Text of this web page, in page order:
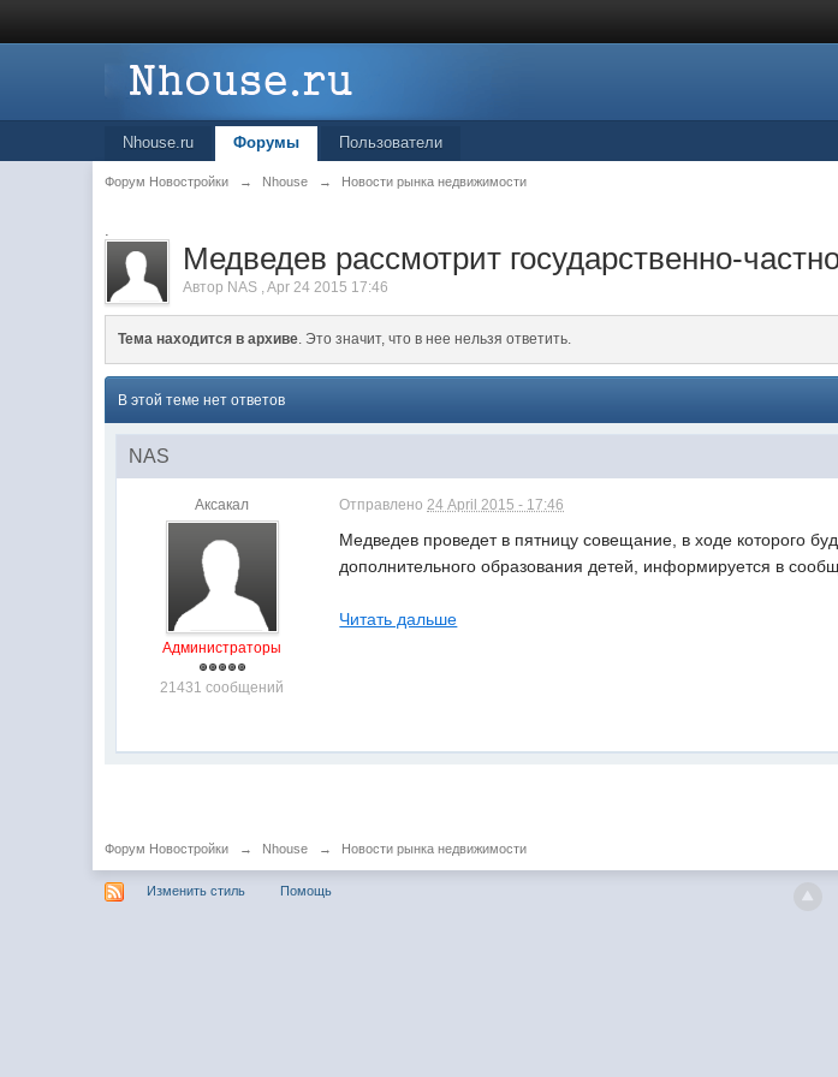
Nhouse.ru Форумы Пользователи
Форум Новостройки → Nhouse → Новости рынка недвижимости
.
Медведев рассмотрит государственно-
Автор NAS ,Apr 24 2015 17:46
Тема находится в архиве. Это значит, что в нее нельзя ответить.
В этой теме нет ответов
NAS
Аксакал
Администраторы
21431 сообщений
Отправлено24 April 2015 - 17:46
Медведев проведет в пятницу совещание, в ходе которого
дополнительного образования детей, информируется в
Читать дальше
Форум Новостройки → Nhouse → Новости рынка недвижимости
Изменить стиль Помощь